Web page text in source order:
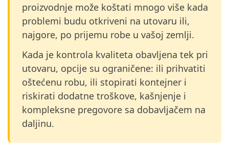
proizvodnje može koštati mnogo više kada
problemi budu otkriveni na utovaru ili,
najgore, po prijemu robe u vašoj zemlji.
Kada je kontrola kvaliteta obavljena tek pri
utovaru, opcije su ograničene: ili prihvatiti
oštećenu robu, ili stopirati kontejner i
riskirati dodatne troškove, kašnjenje i
kompleksne pregovore sa dobavljačem na
daljinu.